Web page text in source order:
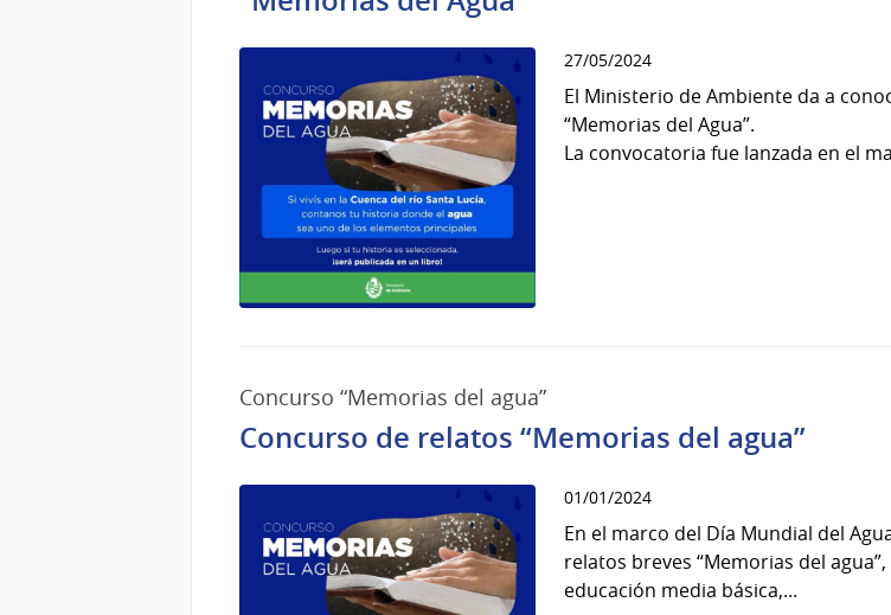
27/05/2024
El Ministerio de Ambiente da a
“Memorias del Agua”.
La convocatoria fue lanzada en el
Concurso “Memorias del agua”
Concurso de relatos “Memorias del agua”
01/01/2024
En el marco del Día Mundial del
relatos breves “Memorias del
educación media básica,...